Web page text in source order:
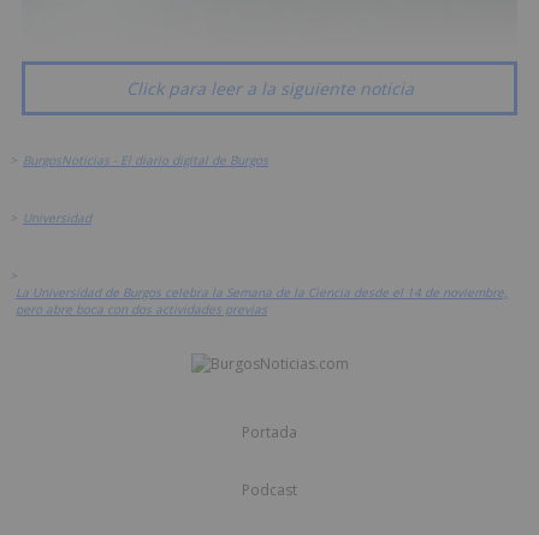
Click para leer a la siguiente noticia
> BurgosNoticias - El diario digital de Burgos
> Universidad
>
La Universidad de Burgos celebra la Semana de la Ciencia desde el 14 de noviembre,
pero abre boca con dos actividades previas
Portada
Podcast